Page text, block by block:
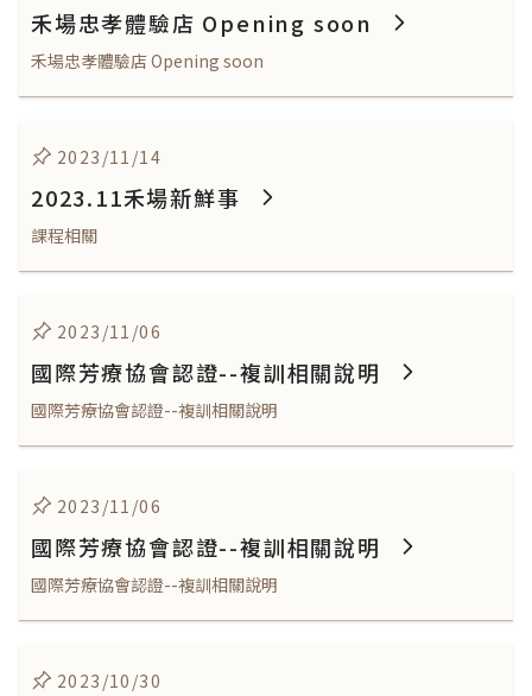
禾場忠孝體驗店 Opening soon
禾場忠孝體驗店 Opening soon
2023/11/14
2023.11禾場新鮮事
課程相關
2023/11/06
國際芳療協會認證--複訓相關說明
國際芳療協會認證--複訓相關說明
2023/11/06
國際芳療協會認證--複訓相關說明
國際芳療協會認證--複訓相關說明
2023/10/30